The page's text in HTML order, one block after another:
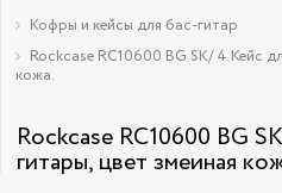
Кофры и кейсы для бас-гитар
Rockcase RC10600 BG SK/ 4 Кейс
кожа.
Rockcase RC10600 BG
гитары, цвет змеиная